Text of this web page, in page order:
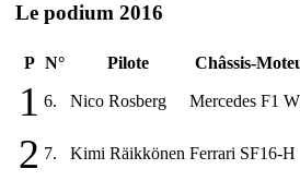
Le podium 2016
P N° Pilote Châssis-
1 6. Nico Rosberg Mercedes F1
2 7. Kimi Räikkönen Ferrari SF16-H